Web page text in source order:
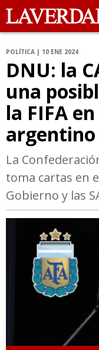
POLÍTICA | 10 ENE 2024
DNU: la
una
la FIFA
argentino
La
toma cartas en
Gobierno y las